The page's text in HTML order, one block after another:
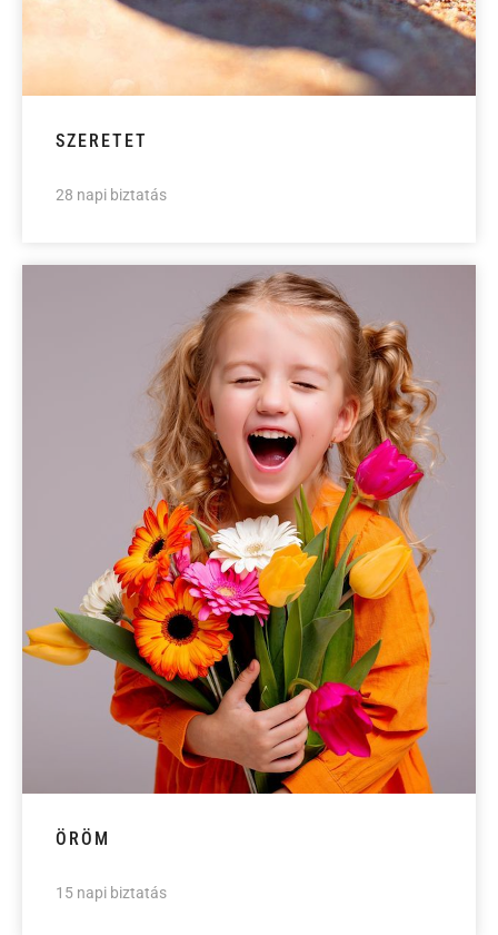
SZERETET
28 napi biztatás
ÖRÖM
15 napi biztatás